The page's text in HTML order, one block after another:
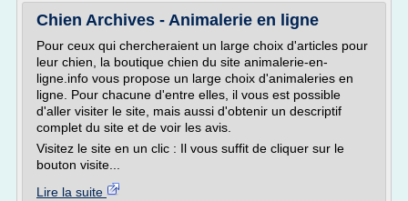
Chien Archives - Animalerie en ligne
Pour ceux qui chercheraient un large choix d'articles pour
leur chien, la boutique chien du site animalerie-en-
ligne.info vous propose un large choix d'animaleries en
ligne. Pour chacune d'entre elles, il vous est possible
d'aller visiter le site, mais aussi d'obtenir un descriptif
complet du site et de voir les avis.
Visitez le site en un clic : Il vous suffit de cliquer sur le
bouton visite...
Lire la suite